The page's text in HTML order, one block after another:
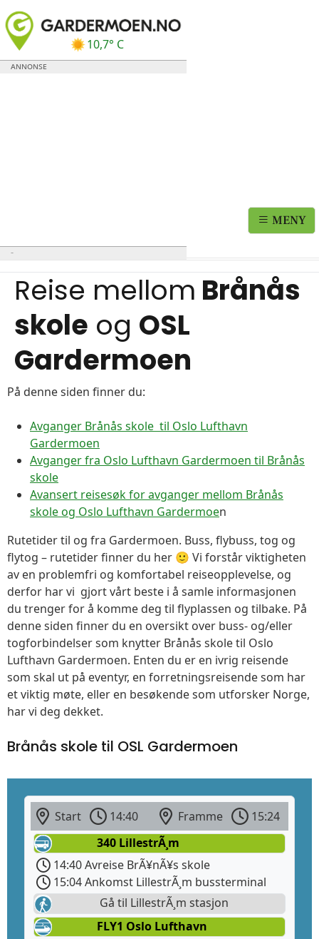
10,7° C
MENY
Reise mellom Brånås
skole og OSL
Gardermoen
På denne siden finner du:
Avganger Brånås skole til Oslo Lufthavn
Gardermoen
Avganger fra Oslo Lufthavn Gardermoen til Brånås
skole
Avansert reisesøk for avganger mellom Brånås
skole og Oslo Lufthavn Gardermoen
Rutetider til og fra Gardermoen. Buss, flybuss, tog og
flytog – rutetider finner du her 🙂 Vi forstår viktigheten
av en problemfri og komfortabel reiseopplevelse, og
derfor har vi gjort vårt beste i å samle informasjonen
du trenger for å komme deg til flyplassen og tilbake. På
denne siden finner du en oversikt over buss- og/eller
togforbindelser som knytter Brånås skole til Oslo
Lufthavn Gardermoen. Enten du er en ivrig reisende
som skal ut på eventyr, en forretningsreisende som har
et viktig møte, eller en besøkende som utforsker Norge,
har vi deg dekket.
Brånås skole til OSL Gardermoen
Start 14:40 Framme
15:24
340 LillestrÃ¸m
14:40 Avreise BrÃ¥nÃ¥s skole
15:04 Ankomst LillestrÃ¸m bussterminal
Gå til LillestrÃ¸m stasjon
FLY1 Oslo Lufthavn